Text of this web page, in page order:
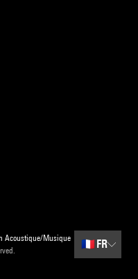
Acoustique/Musique
🇫🇷 FR